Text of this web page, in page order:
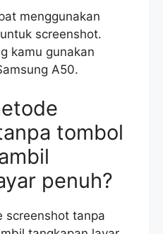
menggunakan
screenshot.
kamu gunakan
A50.
tombol
penuh?
screenshot tanpa